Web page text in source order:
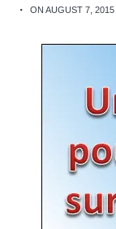
ON AUGUST 7, 2015